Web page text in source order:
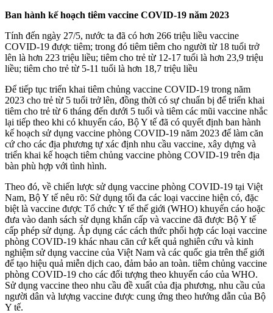
Ban hành kế hoạch tiêm vaccine COVID-19 năm 2023
Tính đến ngày 27/5, nước ta đã có hơn 266 triệu liều vaccine
COVID-19 được tiêm; trong đó tiêm tiêm cho người từ 1‌8 tuổ‌i trở
lên là hơn 223 triệu liều; tiêm cho trẻ từ 12-17 tuổi là hơn 23,9 triệu
liều; tiêm cho trẻ từ 5-11 tuổi là hơn 18,7 triệu liều
Để tiếp tục triển khai tiêm chủng vaccine COVID-19 trong năm
2023 cho trẻ từ 5 tuổi trở lên, đồng thời có sự chuẩn bị để triển khai
tiêm cho trẻ từ 6 tháng đến dưới 5 tuổi và tiêm các mũi vaccine nhắc
lại tiếp theo khi có khuyến cáo, Bộ Y tế đã có quyết định ban hành
kế hoạch sử dụng vaccine phòng COVID-19 năm 2023 để làm căn
cứ cho các địa phương tự xác định nhu cầu vaccine, xây dựng và
triển khai kế hoạch tiêm chủng vaccine phòng COVID-19 trên địa
bàn phù hợp với tình hình.
Theo đó, về chiến lược sử dụng vaccine phòng COVID-19 tại Việt
Nam, Bộ Y tế nêu rõ: Sử dụng tối đa các loại vaccine hiện có, đặc
biệt là vaccine được Tổ chức Y tế thế giới (WHO) khuyến cáo hoặc
đưa vào danh sách sử dụng khẩn cấp và vaccine đã được Bộ Y tế
cấp phép sử dụng. Áp dụng các cách thức phối hợp các loại vaccine
phòng COVID-19 khác nhau căn cứ kết quả nghiên cứu và kinh
nghiệm sử dụng vaccine của Việt Nam và các quốc gia trên thế giới
để tạo hiệu quả miễn dịch cao, đảm bảo an toàn. tiêm chủng vaccine
phòng COVID-19 cho các đối tượng theo khuyến cáo của WHO.
Sử dụng vaccine theo nhu cầu đề xuất của địa phương, nhu cầu của
người dân và lượng vaccine được cung ứng theo hướng dẫn của Bộ
Y tế.